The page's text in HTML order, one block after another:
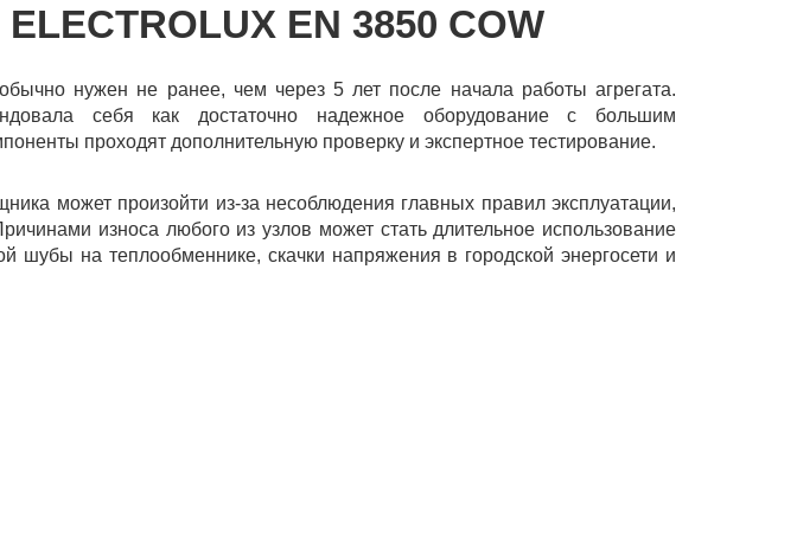
EN 3850 COW
нужен не ранее, чем через 5 лет после начала работы агрегата.
себя как достаточно надежное оборудование с большим
проходят дополнительную проверку и экспертное тестирование.
может произойти из-за несоблюдения главных правил эксплуатации,
износа любого из узлов может стать длительное использование
шубы на теплообменнике, скачки напряжения в городской энергосети и